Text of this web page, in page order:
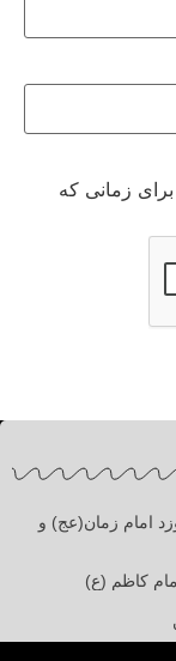
زمانی که
امام زمان(عج) و
کاظم (ع)